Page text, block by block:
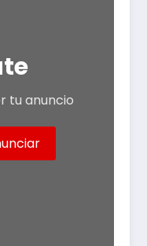
tu anuncio